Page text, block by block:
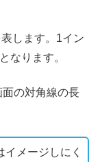
します。1イン
なります。
の対角線の長
メージしにく